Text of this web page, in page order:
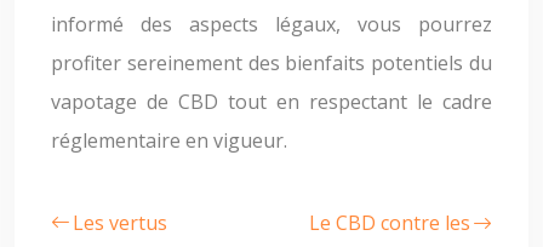
informé des aspects légaux, vous pourrez
profiter sereinement des bienfaits potentiels du
vapotage de CBD tout en respectant le cadre
réglementaire en vigueur.
Les vertus
Le CBD contre les